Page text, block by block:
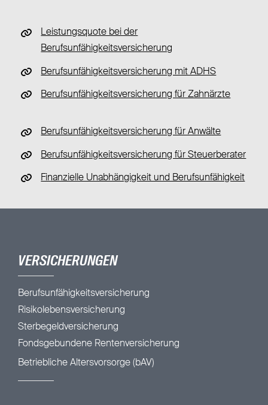
Leistungsquote bei der
Berufsunfähigkeitsversicherung
Berufsunfähigkeitsversicherung mit ADHS
Berufsunfähigkeitsversicherung für Zahnärzte
Berufsunfähigkeitsversicherung für Anwälte
Berufsunfähigkeitsversicherung für Steuerberater
Finanzielle Unabhängigkeit und Berufsunfähigkeit
VERSICHERUNGEN
Berufsunfähigkeitsversicherung
Risikolebensversicherung
Sterbegeldversicherung
Fondsgebundene Rentenversicherung
Betriebliche Altersvorsorge (bAV)